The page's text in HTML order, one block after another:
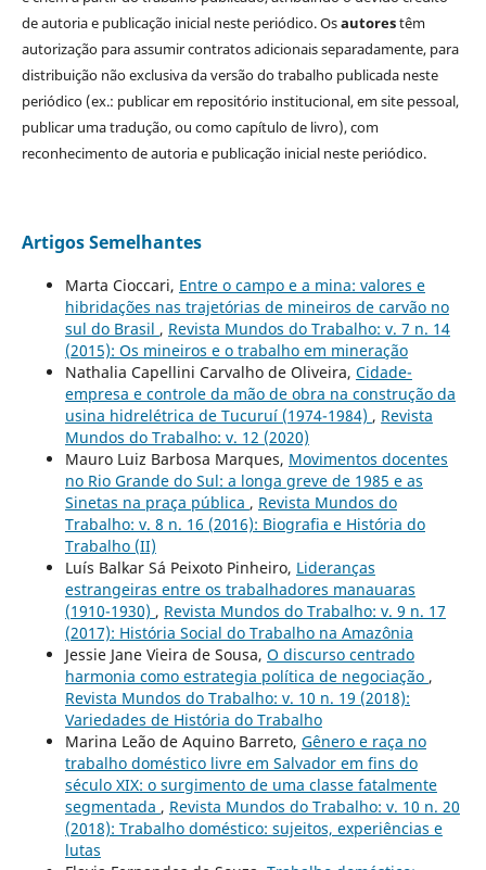
de autoria e publicação inicial neste periódico. Osautorestêm
autorização para assumir contratos adicionais separadamente, para
distribuição não exclusiva da versão do trabalho publicada neste
periódico (ex.: publicar em repositório institucional, em site pessoal,
publicar uma tradução, ou como capítulo de livro), com
reconhecimento de autoria e publicação inicial neste periódico.
Artigos Semelhantes
Marta Cioccari, Entre o campo e a mina: valores e
hibridações nas trajetórias de mineiros de carvão no
sul do Brasil , Revista Mundos do Trabalho: v. 7 n. 14
(2015): Os mineiros e o trabalho em mineração
Nathalia Capellini Carvalho de Oliveira, Cidade-
empresa e controle da mão de obra na construção da
usina hidrelétrica de Tucuruí (1974-1984) , Revista
Mundos do Trabalho: v. 12 (2020)
Mauro Luiz Barbosa Marques, Movimentos docentes
no Rio Grande do Sul: a longa greve de 1985 e as
Sinetas na praça pública , Revista Mundos do
Trabalho: v. 8 n. 16 (2016): Biografia e História do
Trabalho (II)
Luís Balkar Sá Peixoto Pinheiro, Lideranças
estrangeiras entre os trabalhadores manauaras
(1910-1930) , Revista Mundos do Trabalho: v. 9 n. 17
(2017): História Social do Trabalho na Amazônia
Jessie Jane Vieira de Sousa, O discurso centrado
harmonia como estrategia política de negociação ,
Revista Mundos do Trabalho: v. 10 n. 19 (2018):
Variedades de História do Trabalho
Marina Leão de Aquino Barreto, Gênero e raça no
trabalho doméstico livre em Salvador em fins do
século XIX: o surgimento de uma classe fatalmente
segmentada , Revista Mundos do Trabalho: v. 10 n. 20
(2018): Trabalho doméstico: sujeitos, experiências e
lutas